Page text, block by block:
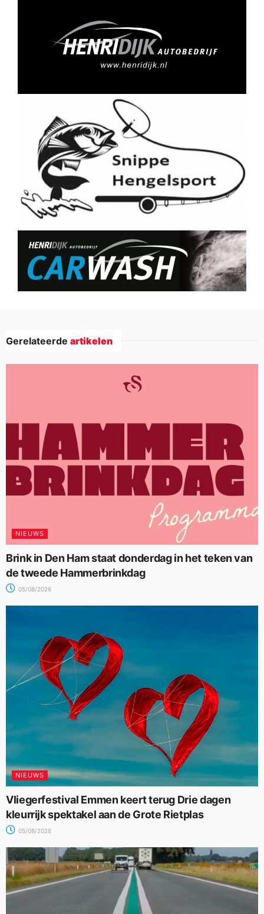
Gerelateerde artikelen
NIEUWS
Brink in Den Ham staat donderdag in het teken van
de tweede Hammerbrinkdag
05/08/2026
NIEUWS
Vliegerfestival Emmen keert terug Drie dagen
kleurrijk spektakel aan de Grote Rietplas
05/08/2026